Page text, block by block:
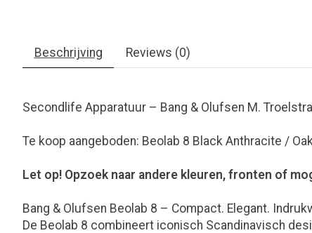
Beschrijving Reviews (0)
Secondlife Apparatuur – Bang & Olufsen M.
Te koop aangeboden: Beolab 8 Black Anthracite /
Let op! Opzoek naar andere kleuren, fronten of
Bang & Olufsen Beolab 8 – Compact. Elegant.
De Beolab 8 combineert iconisch Scandinavisch